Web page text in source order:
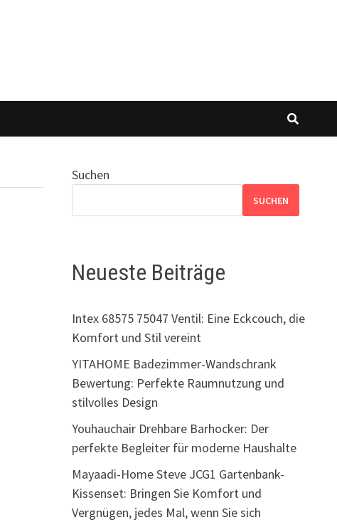
Suchen
SUCHEN
Neueste Beiträge
Intex 68575 75047 Ventil: Eine Eckcouch, die
Komfort und Stil vereint
YITAHOME Badezimmer-Wandschrank
Bewertung: Perfekte Raumnutzung und
stilvolles Design
Youhauchair Drehbare Barhocker: Der
perfekte Begleiter für moderne Haushalte
Mayaadi-Home Steve JCG1 Gartenbank-
Kissenset: Bringen Sie Komfort und
Vergnügen, jedes Mal, wenn Sie sich